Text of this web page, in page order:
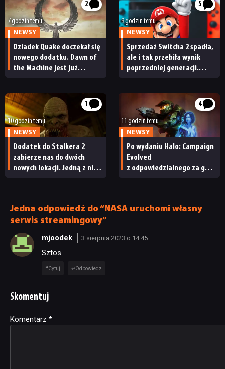
2
7 godzin temu
NEWSY
Dziadek Quake doczekał się
nowego dodatku. Dawn of
the Machine jest już
5
9 godzin temu
NEWSY
Sprzedaż Switcha 2 spadła,
ale i tak przebiła wynik
poprzedniej generacji.
1
10 godzin temu
NEWSY
Dodatek do Stalkera 2
zabierze nas do dwóch
nowych lokacji. Jedną z nich
4
11 godzin temu
NEWSY
Po wydaniu Halo: Campaign
Evolved
z odpowiedzialnego za grę
Jedna odpowiedź do “NASA uruchomi własny
serwis streamingowy”
mjoodek 3 sierpnia 2023 o 14:45
Sztos
Cytuj Odpowiedz
Skomentuj
Komentarz *
Alternative: